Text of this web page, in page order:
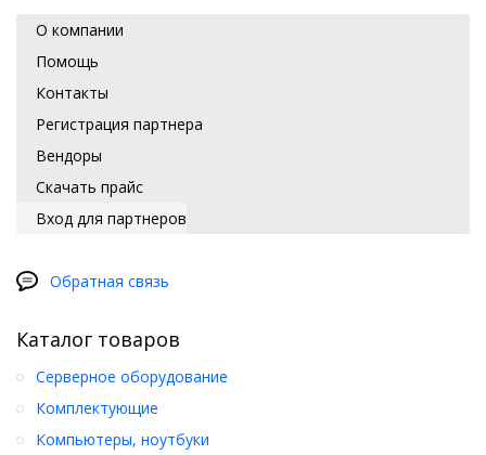
О компании
Помощь
Контакты
Регистрация партнера
Вендоры
Скачать прайс
Вход для партнеров
Обратная связь
Каталог товаров
Серверное оборудование
Комплектующие
Компьютеры, ноутбуки